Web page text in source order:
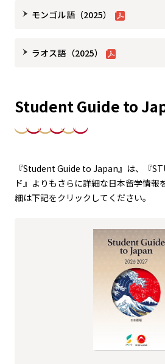
モンゴル語（2025）
ラオス語（2025）
Student Guide to
『Student Guide to Japan』は、『
ド』よりもさらに詳細な日本留学情報
細は下記をクリックしてください。